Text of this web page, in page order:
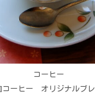
コーヒー
コーヒー オリジナルブレ